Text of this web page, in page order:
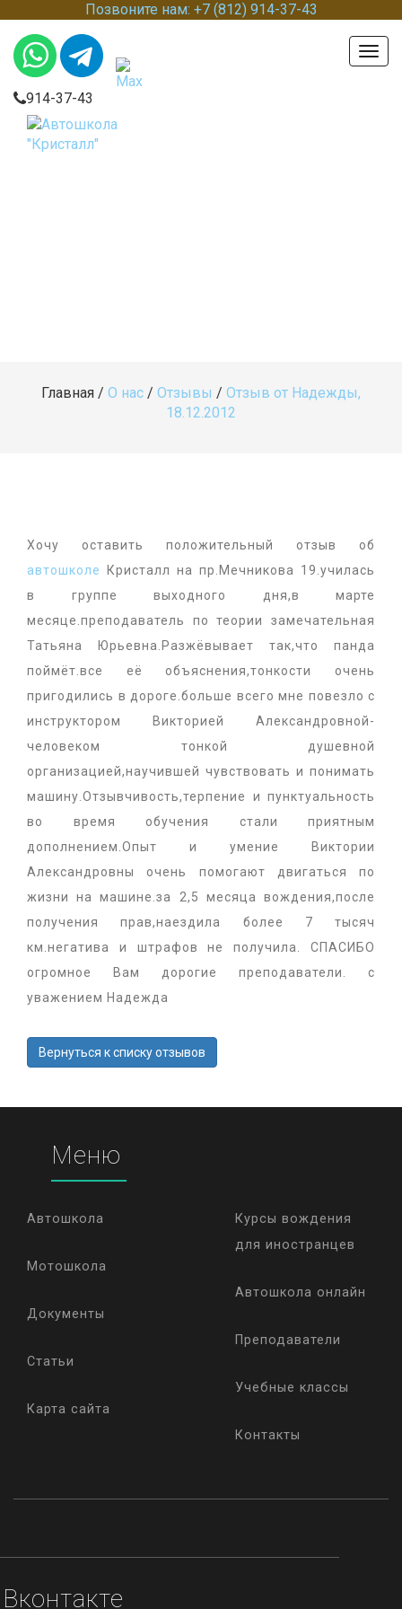
Позвоните нам: +7 (812) 914-37-43
914-37-43
Главная / О нас / Отзывы / Отзыв от Надежды,
18.12.2012
Хочу оставить положительный отзыв об
автошколе
Кристалл на пр.Мечникова 19.училась
в группе выходного дня,в марте
месяце.преподаватель по теории замечательная
Татьяна Юрьевна.Разжёвывает так,что панда
поймёт.все её объяснения,тонкости очень
пригодились в дороге.больше всего мне повезло с
инструктором Викторией Александровной-
человеком тонкой душевной
организацией,научившей чувствовать и понимать
машину.Отзывчивость,терпение и пунктуальность
во время обучения стали приятным
дополнением.Опыт и умение Виктории
Александровны очень помогают двигаться по
жизни на машине.за 2,5 месяца вождения,после
получения прав,наездила более 7 тысяч
км.негатива и штрафов не получила. СПАСИБО
огромное Вам дорогие преподаватели. с
уважением Надежда
Вернуться к списку отзывов
Меню
Автошкола
Мотошкола
Документы
Статьи
Карта сайта
Курсы вождения
для иностранцев
Автошкола онлайн
Преподаватели
Учебные классы
Контакты
Вконтакте